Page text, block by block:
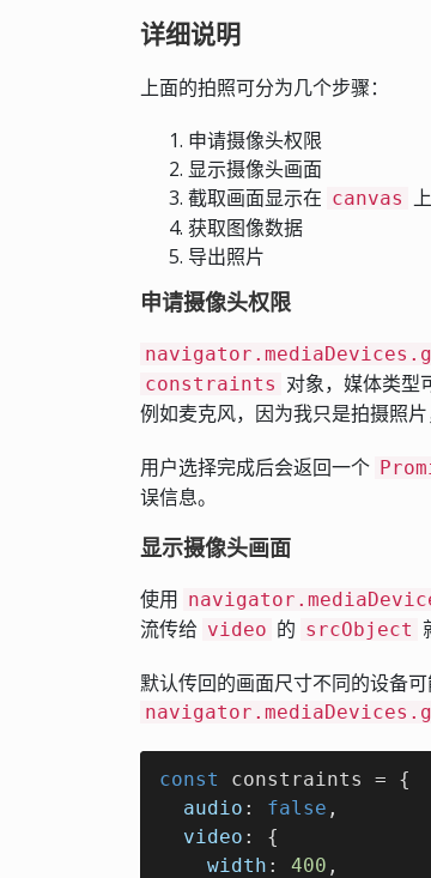
详细说明
上面的拍照可分为几个步骤：
申请摄像头权限
显示摄像头画面
截取画面显示在 canvas 上
获取图像数据
导出照片
申请摄像头权限
constraints 对象，媒体类型
例如麦克风，因为我只是拍摄照
用户选择完成后会返回一个
误信息。
显示摄像头画面
使用
流传给 video 的 srcObject
默认传回的画面尺寸不同的设备
const
constraints = {
audio : false ,
video : {
width : 400 ,